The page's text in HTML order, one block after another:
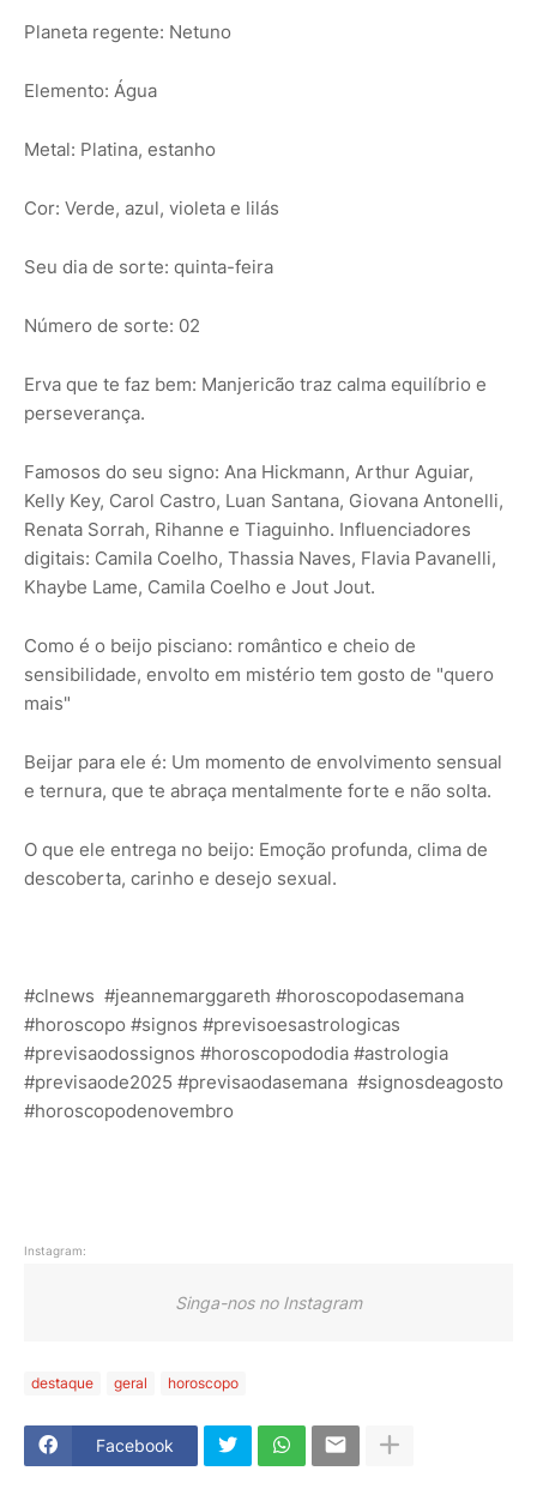
Planeta regente: Netuno
Elemento: Água
Metal: Platina, estanho
Cor: Verde, azul, violeta e lilás
Seu dia de sorte: quinta-feira
Número de sorte: 02
Erva que te faz bem: Manjericão traz calma equilíbrio e
perseverança.
Famosos do seu signo: Ana Hickmann, Arthur Aguiar,
Kelly Key, Carol Castro, Luan Santana, Giovana Antonelli,
Renata Sorrah, Rihanne e Tiaguinho. Influenciadores
digitais: Camila Coelho, Thassia Naves, Flavia Pavanelli,
Khaybe Lame, Camila Coelho e Jout Jout.
Como é o beijo pisciano: romântico e cheio de
sensibilidade, envolto em mistério tem gosto de "quero
mais"
Beijar para ele é: Um momento de envolvimento sensual
e ternura, que te abraça mentalmente forte e não solta.
O que ele entrega no beijo: Emoção profunda, clima de
descoberta, carinho e desejo sexual.
#clnews #jeannemarggareth #horoscopodasemana
#horoscopo #signos #previsoesastrologicas
#previsaodossignos #horoscopododia #astrologia
#previsaode2025 #previsaodasemana #signosdeagosto
#horoscopodenovembro
Instagram:
Singa-nos no Instagram
destaque geral horoscopo
Facebook